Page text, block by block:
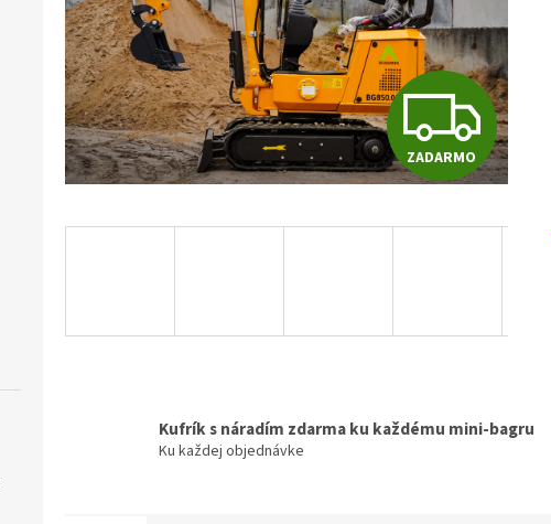
Z
A
A
R
ZADARMO
Kufrík s náradím zdarma ku každému mini-bagru
Ku každej objednávke